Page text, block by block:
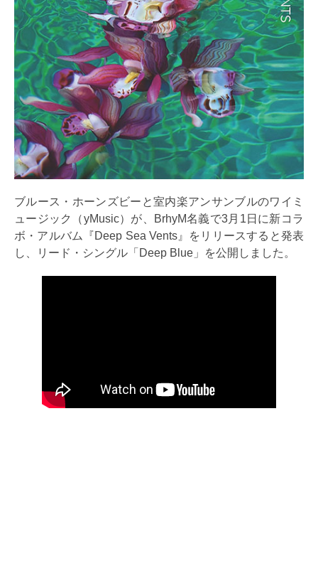
ブルース・ホーンズビーと室内楽アンサンブルのワイミ
ュージック（yMusic）が、BrhyM名義で3月1日に新コラ
ボ・アルバム『Deep Sea Vents』をリリースすると発表
し、リード・シングル「Deep Blue」を公開しました。